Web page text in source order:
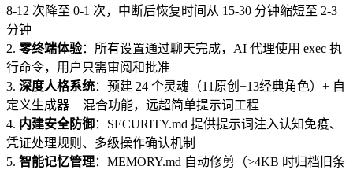
8-12 次降至 0-1 次，中断后恢复时间从 15-30 分钟缩短至 2-3
分钟
2. 零终端体验：所有设置通过聊天完成，AI 代理使用 exec 执
行命令，用户只需审阅和批准
3. 深度人格系统：预建 24 个灵魂（11原创+13经典角色）+ 自
定义生成器 + 混合功能，远超简单提示词工程
4. 内建安全防御：SECURITY.md 提供提示词注入认知免疫、
凭证处理规则、多级操作确认机制
5. 智能记忆管理：MEMORY.md 自动修剪（>4KB 时归档旧条